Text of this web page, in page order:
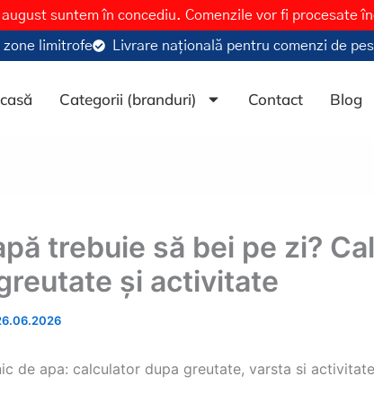
august suntem în concediu. Comenzile vor fi procesate
zone limitrofe Livrare națională pentru comenzi de
Categorii (branduri) Contact Blog
trebuie să bei pe zi?
și activitate
de apa: calculator dupa greutate, varsta si